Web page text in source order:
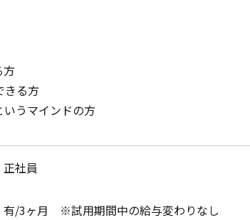
方
きる方
いうマインドの方
正社員
有/3ヶ月　※試用期間中の給与変わりなし